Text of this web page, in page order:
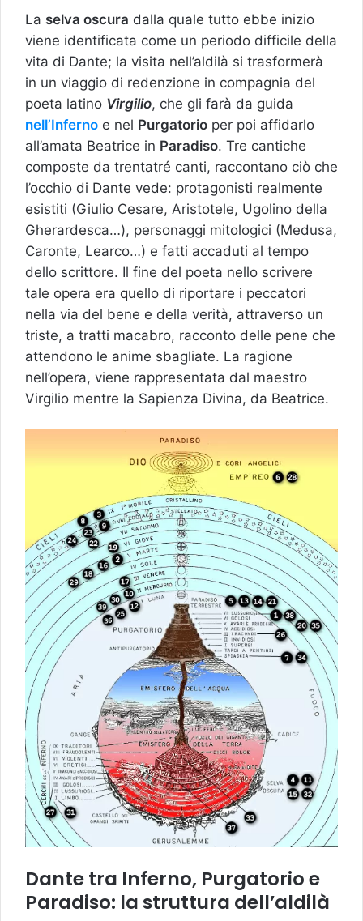
La selva oscura dalla quale tutto ebbe inizio
viene identificata come un periodo difficile della
vita di Dante; la visita nell’aldilà si trasformerà
in un viaggio di redenzione in compagnia del
poeta latino Virgilio, che gli farà da guida
nell’Inferno e nel Purgatorio per poi affidarlo
all’amata Beatrice in Paradiso. Tre cantiche
composte da trentatré canti, raccontano ciò che
l’occhio di Dante vede: protagonisti realmente
esistiti (Giulio Cesare, Aristotele, Ugolino della
Gherardesca…), personaggi mitologici (Medusa,
Caronte, Learco…) e fatti accaduti al tempo
dello scrittore. Il fine del poeta nello scrivere
tale opera era quello di riportare i peccatori
nella via del bene e della verità, attraverso un
triste, a tratti macabro, racconto delle pene che
attendono le anime sbagliate. La ragione
nell’opera, viene rappresentata dal maestro
Virgilio mentre la Sapienza Divina, da Beatrice.
Dante tra Inferno, Purgatorio e
Paradiso: la struttura dell’aldilà